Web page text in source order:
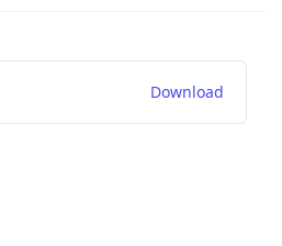
Download